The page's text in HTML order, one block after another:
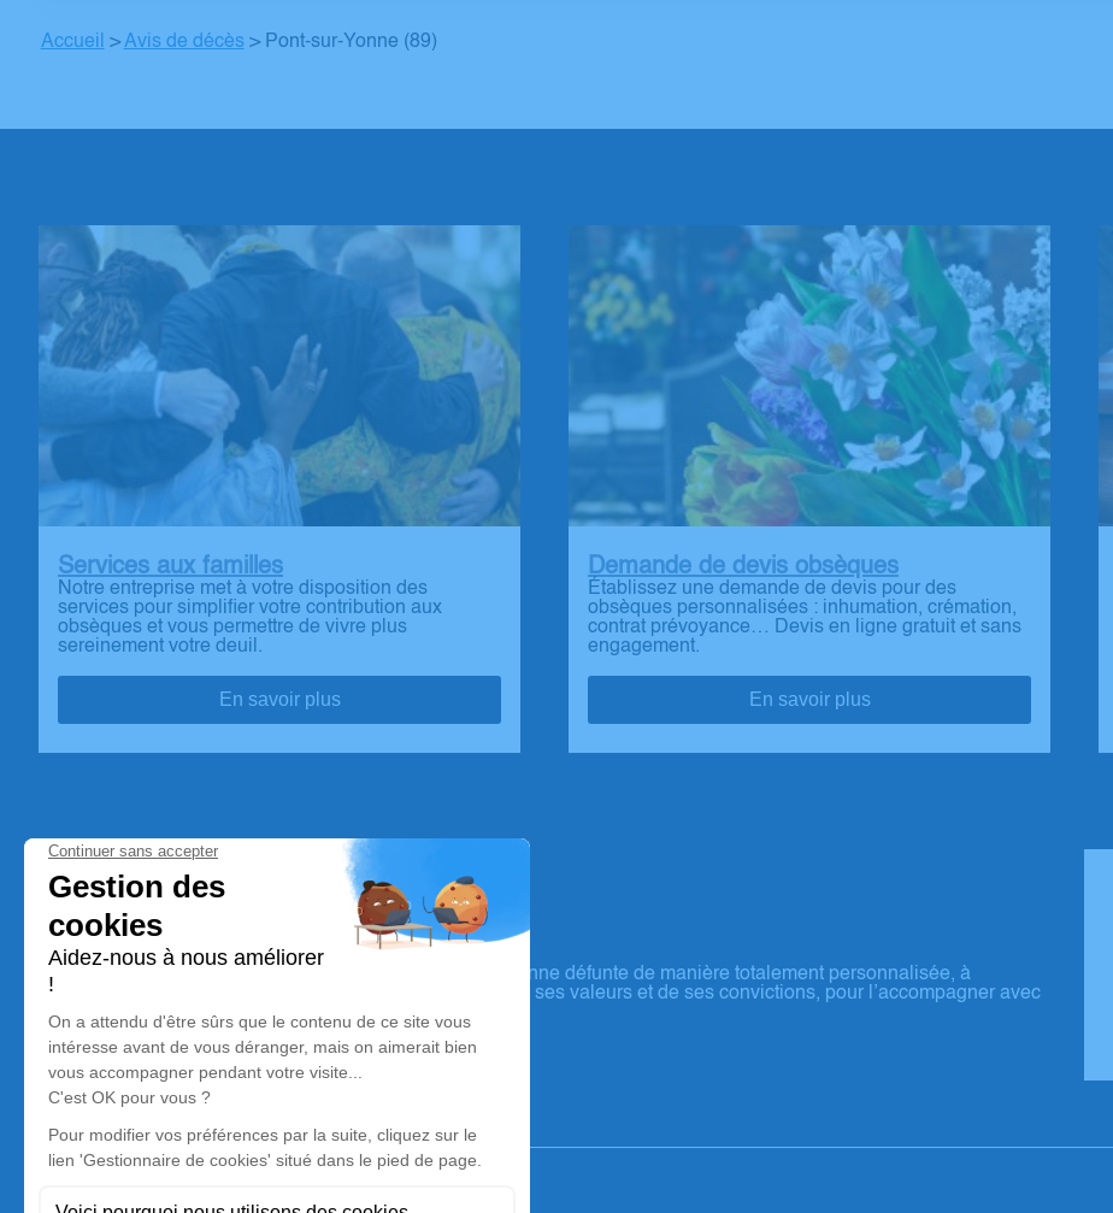
Accueil >Avis de décès > Pont-sur-Yonne (89)
Services aux familles
Notre entreprise met à votre disposition des
services pour simplifier votre contribution aux
obsèques et vous permettre de vivre plus
sereinement votre deuil.
En savoir plus
Demande de devis obsèques
Établissez une demande de devis pour des
obsèques personnalisées : inhumation, crémation,
contrat prévoyance… Devis en ligne gratuit et sans
engagement.
En savoir plus
ROC ECLERC SENS
Nos équipes vous aident à honorer la mémoire de la personne défunte de manière totalement personnalisée, à
perpétuer son souvenir dans le respect de ses volontés, de ses valeurs et de ses convictions, pour l’accompagner avec
dignité dans son dernier voyage.
Notre agence
03 86 83 85 94